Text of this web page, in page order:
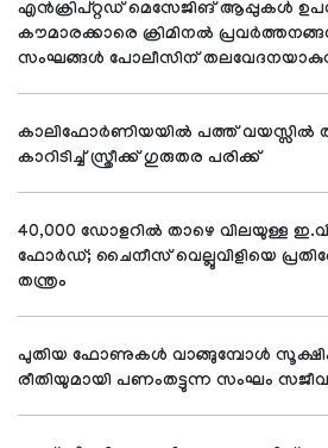
എൻക്രിപ്റ്റഡ് മെസേജിങ് ആപ്പുകൾ
കൗമാരക്കാരെ ക്രിമിനൽ
സംഘങ്ങൾ പോലീസിന്
കാലിഫോർണിയയിൽ പത്ത് വയസ്സിൽ
കാറിടിച്ച് സ്ത്രീക്ക് ഗുരുതര പരിക്ക്
40,000 ഡോളറിൽ താഴെ വിലയുള്ള
ഫോർഡ്; ചൈനീസ് വെല്ലുവിളിയെ
തന്ത്രം
പുതിയ ഫോണുകൾ വാങ്ങുമ്പോൾ
രീതിയുമായി പണംതട്ടുന്ന സംഘം